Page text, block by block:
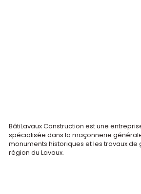
BâtiLavaux Construction est une
spécialisée dans la maçonnerie
monuments historiques et les travaux
région du Lavaux.